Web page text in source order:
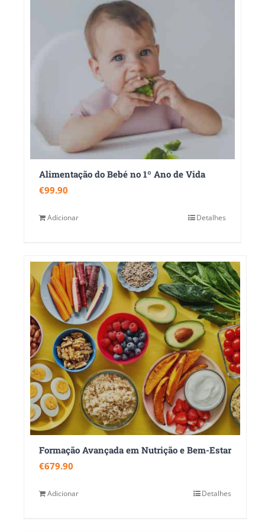
Alimentação do Bebé no 1º Ano de Vida
€99.90
Adicionar Detalhes
Formação Avançada em Nutrição e Bem-Estar
€679.90
Adicionar Detalhes